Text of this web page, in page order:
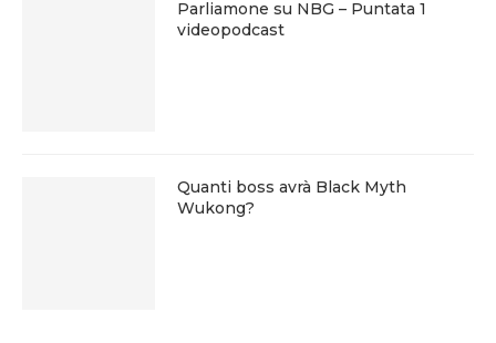
Parliamone su NBG – Puntata 1
videopodcast
Quanti boss avrà Black Myth
Wukong?